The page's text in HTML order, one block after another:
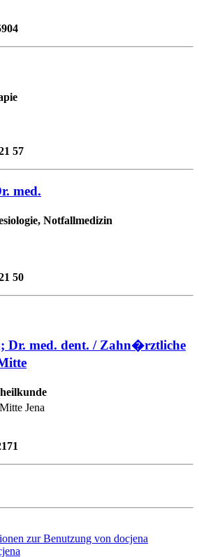
57
med.
Notfallmedizin
50
Dr. med. dent. / Zahn�rztliche
Jena
zur Benutzung von docjena